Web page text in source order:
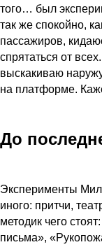
того… был
так же спокойно,
пассажиров,
спрятаться от
выскакиваю
на платформе.
До
Эксперименты
иного: притчи,
методик чего
письма»,